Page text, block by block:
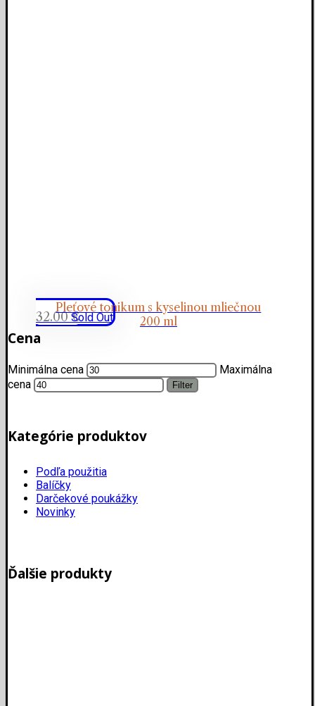
Pleťové tonikum s kyselinou mliečnou
200 ml
32.00€
Sold Out
Cena
Minimálna cena
Maximálna
cena
Filter
Kategórie produktov
Podľa použitia
Balíčky
Darčekové poukážky
Novinky
Ďalšie produkty